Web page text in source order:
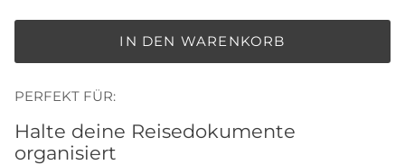
IN DEN WARENKORB
PERFEKT FÜR:
Halte deine Reisedokumente
organisiert